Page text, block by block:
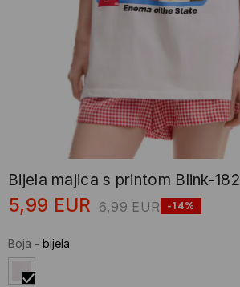
Bijela majica s printom Blink-182
5,99 EUR 6,99 EUR -14%
Boja - bijela